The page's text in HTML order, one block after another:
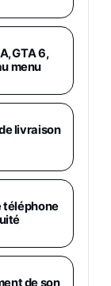
- Bleu &
VPN, Triple
GTA 6,
menu
livraison
téléphone
de son